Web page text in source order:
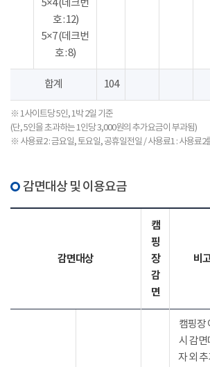
5×4 (데크번
호 : 12)
5×7 (데크번
호 : 8)
합계 104
※ 1사이트당 5인, 1박 2일 기준
(단, 5인을 초과하는 1인당 3,000원의 추가요금이 부과됨)
※ 사용료2 : 금요일, 토요일, 공휴일전일 / 사용료1 : 사용료2
감면대상 및 이용요금
감면대상
캠
핑
장
감
면
비
캠핑장
시 감면
자 외